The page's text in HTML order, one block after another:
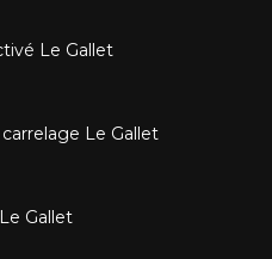
Le Gallet
Le Gallet
Gallet